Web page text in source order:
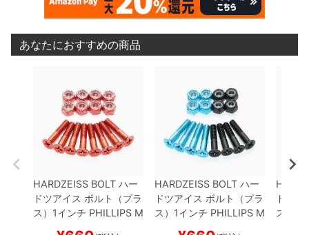
あなたにおすすめの商品
HARDZEISS BOLT ハー
ドツアイス ボルト（プラ
ス）1インチ PHILLIPS M
HARDZEISS BOLT ハー
ドツアイス ボルト（プラ
ス）1インチ PHILLIPS M
ドツア
ス）1